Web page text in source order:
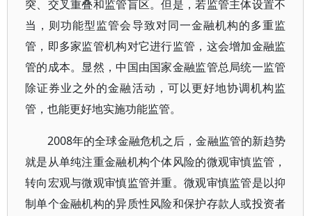
突、交叉重叠和监管盲区。但是，若监管主体设置不
当，则功能型监管会导致对同一金融机构的多重监
管，即多家监管机构对它进行监管，这会增加金融监
管的成本。显然，中国由国家金融监管总局统一监管
除证券业之外的金融活动，可以更好地协调机构监
管，也能更好地实施功能监管。
2008年的全球金融危机之后，金融监管的新趋势
就是从单纯注重金融机构个体风险的微观审慎监管，
转向宏观与微观审慎监管并重。微观审慎监管是以抑
制单个金融机构的异质性风险和保护存款人或投资者